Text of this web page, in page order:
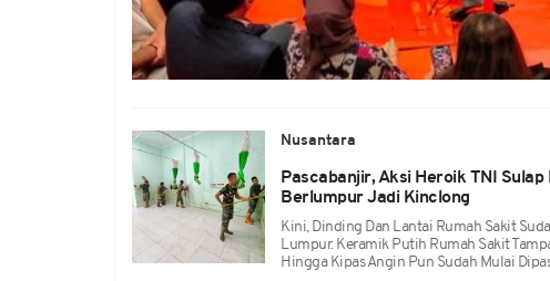
Nusantara
Pascabanjir, Aksi Heroik TNI
Berlumpur Jadi Kinclong
Kini, Dinding Dan Lantai Rumah Sakit
Lumpur. Keramik Putih Rumah Sakit
Hingga Kipas Angin Pun Sudah Mulai